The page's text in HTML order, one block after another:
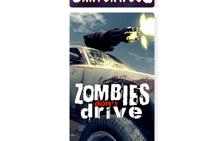
Camp Canyonwood